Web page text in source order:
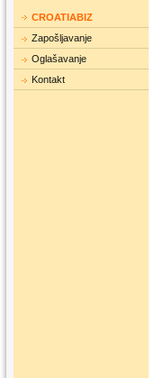
CROATIABIZ
Zapošljavanje
Oglašavanje
Kontakt